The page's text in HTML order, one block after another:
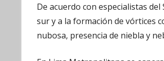
De acuerdo con especialistas
sur y a la formación de vórtices
nubosa, presencia de niebla y